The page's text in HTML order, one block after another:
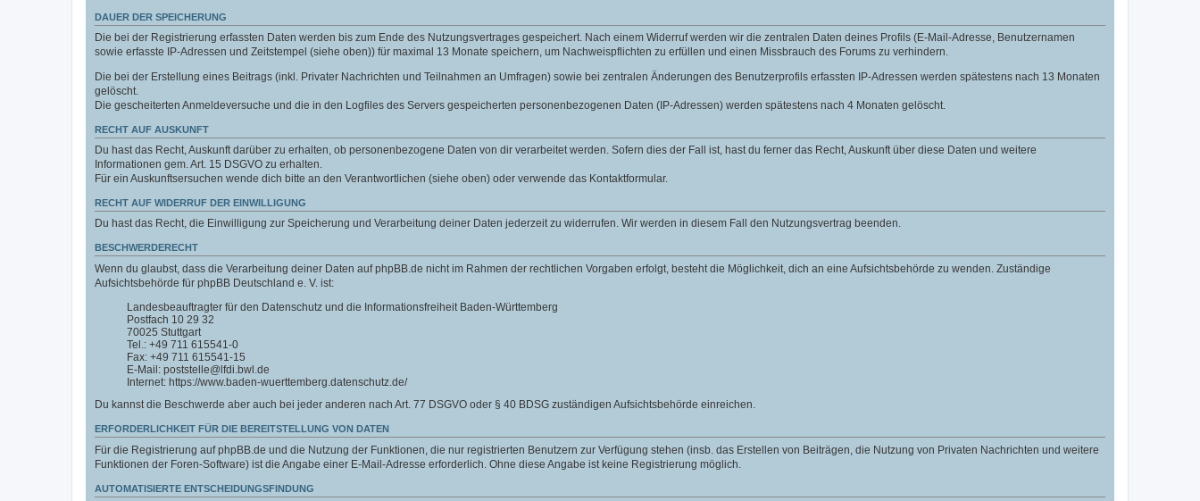
DAUER DER SPEICHERUNG
Die bei der Registrierung erfassten Daten werden bis zum Ende des Nutzungsvertrages gespeichert. Nach einem Widerruf werden wir die zentralen Daten deines Profils (E-Mail-Adresse, Benutzernamen
sowie erfasste IP-Adressen und Zeitstempel (siehe oben)) für maximal 13 Monate speichern, um Nachweispflichten zu erfüllen und einen Missbrauch des Forums zu verhindern.
Die bei der Erstellung eines Beitrags (inkl. Privater Nachrichten und Teilnahmen an Umfragen) sowie bei zentralen Änderungen des Benutzerprofils erfassten IP-Adressen werden spätestens nach 13 Monaten
gelöscht.
Die gescheiterten Anmeldeversuche und die in den Logfiles des Servers gespeicherten personenbezogenen Daten (IP-Adressen) werden spätestens nach 4 Monaten gelöscht.
RECHT AUF AUSKUNFT
Du hast das Recht, Auskunft darüber zu erhalten, ob personenbezogene Daten von dir verarbeitet werden. Sofern dies der Fall ist, hast du ferner das Recht, Auskunft über diese Daten und weitere
Informationen gem. Art. 15 DSGVO zu erhalten.
Für ein Auskunftsersuchen wende dich bitte an den Verantwortlichen (siehe oben) oder verwende das Kontaktformular.
RECHT AUF WIDERRUF DER EINWILLIGUNG
Du hast das Recht, die Einwilligung zur Speicherung und Verarbeitung deiner Daten jederzeit zu widerrufen. Wir werden in diesem Fall den Nutzungsvertrag beenden.
BESCHWERDERECHT
Wenn du glaubst, dass die Verarbeitung deiner Daten auf phpBB.de nicht im Rahmen der rechtlichen Vorgaben erfolgt, besteht die Möglichkeit, dich an eine Aufsichtsbehörde zu wenden. Zuständige
Aufsichtsbehörde für phpBB Deutschland e. V. ist:
Landesbeauftragter für den Datenschutz und die Informationsfreiheit Baden-Württemberg
Postfach 10 29 32
70025 Stuttgart
Tel.: +49 711 615541-0
Fax: +49 711 615541-15
E-Mail: poststelle@lfdi.bwl.de
Internet: https://www.baden-wuerttemberg.datenschutz.de/
Du kannst die Beschwerde aber auch bei jeder anderen nach Art. 77 DSGVO oder § 40 BDSG zuständigen Aufsichtsbehörde einreichen.
ERFORDERLICHKEIT FÜR DIE BEREITSTELLUNG VON DATEN
Für die Registrierung auf phpBB.de und die Nutzung der Funktionen, die nur registrierten Benutzern zur Verfügung stehen (insb. das Erstellen von Beiträgen, die Nutzung von Privaten Nachrichten und weitere
Funktionen der Foren-Software) ist die Angabe einer E-Mail-Adresse erforderlich. Ohne diese Angabe ist keine Registrierung möglich.
AUTOMATISIERTE ENTSCHEIDUNGSFINDUNG